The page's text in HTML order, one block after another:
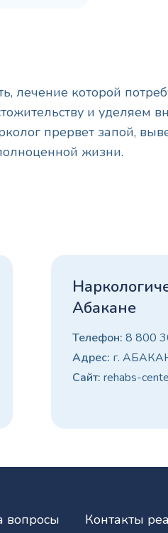
лечение которой
и уделяем
прервет запой,
жизни.
Абакане
Телефон: 8 800
Адрес: г.
Сайт: rehabs-
вопросы Контакты